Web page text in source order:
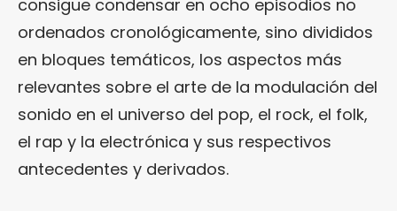
consigue condensar en ocho episodios no
ordenados cronológicamente, sino divididos
en bloques temáticos, los aspectos más
relevantes sobre el arte de la modulación del
sonido en el universo del pop, el rock, el folk,
el rap y la electrónica y sus respectivos
antecedentes y derivados.